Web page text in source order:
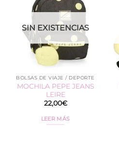
SIN EXISTENCIAS
BOLSAS DE VIAJE / DEPORTE
MOCHILA PEPE JEANS
LEIRE
22,00€
LEER MÁS